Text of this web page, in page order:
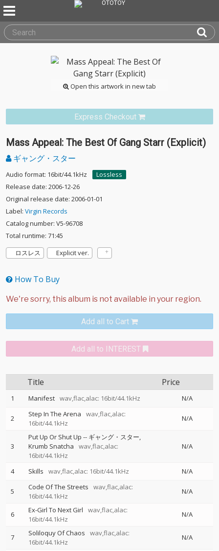
Open this artwork in new tab
Express Checkout
Mass Appeal: The Best Of Gang Starr (Explicit)
ギャング・スター
Audio format: 16bit/44.1kHz
Lossless
Release date: 2006-12-26
Original release date: 2006-01-01
Label: Virgin Records
Catalog number: V5-96708
Total runtime: 71:45
ロスレス
Explicit ver.
How To Buy
Add all to Cart
Add all to INTEREST
Title Price
1 Manifest wav,flac,alac: 16bit/44.1kHz N/A
2 Step In The Arena
wav,flac,alac:
16bit/44.1kHz
N/A
3
Put Up Or Shut Up -- ギャング・スター
Krumb Snatcha
wav,flac,alac:
16bit/44.1kHz
N/A
4 Skills wav,flac,alac: 16bit/44.1kHz N/A
5 Code Of The Streets
wav,flac,alac:
16bit/44.1kHz
N/A
6 Ex-Girl To Next Girl
wav,flac,alac:
16bit/44.1kHz
N/A
7 Soliloquy Of Chaos
wav,flac,alac:
16bit/44.1kHz
N/A